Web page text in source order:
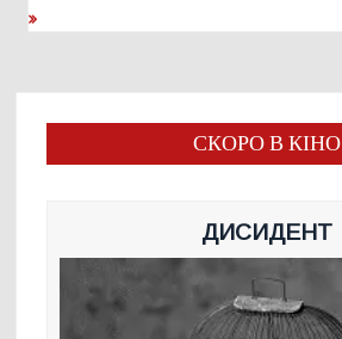
СКОРО В КІНО
ДИСИДЕНТ